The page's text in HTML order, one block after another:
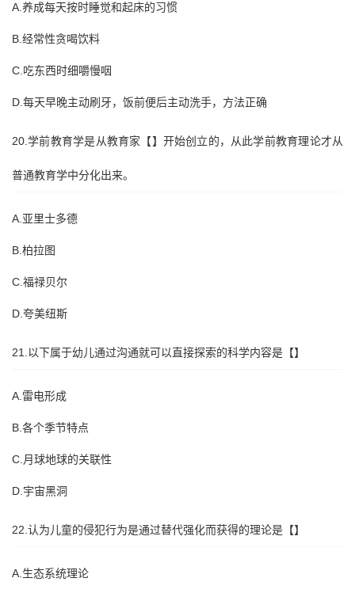
A.养成每天按时睡觉和起床的习惯
B.经常性贪喝饮料
C.吃东西时细嚼慢咽
D.每天早晚主动刷牙，饭前便后主动洗手，方法正确
20.学前教育学是从教育家【】开始创立的，从此学前教育理论才从
普通教育学中分化出来。
A.亚里士多德
B.柏拉图
C.福禄贝尔
D.夸美纽斯
21.以下属于幼儿通过沟通就可以直接探索的科学内容是【】
A.雷电形成
B.各个季节特点
C.月球地球的关联性
D.宇宙黑洞
22.认为儿童的侵犯行为是通过替代强化而获得的理论是【】
A.生态系统理论